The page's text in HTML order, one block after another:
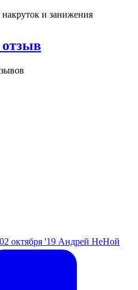
и занижения
02 октября '19 Андрей НеНой